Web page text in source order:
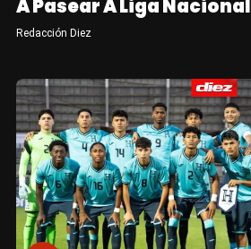
A Pasear A Liga Nacional
Redacción Diez